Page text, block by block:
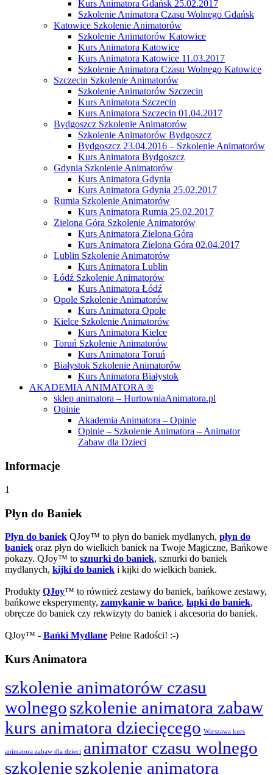
Kurs Animatora Gdańsk 25.02.2017
Szkolenie Animatora Czasu Wolnego Gdańsk
Katowice Szkolenie Animatorów
Szkolenie Animatorów Katowice
Kurs Animatora Katowice
Kurs Animatora Katowice 11.03.2017
Szkolenie Animatora Czasu Wolnego Katowice
Szczecin Szkolenie Animatorów
Szkolenie Animatorów Szczecin
Kurs Animatora Szczecin
Kurs Animatora Szczecin 01.04.2017
Bydgoszcz Szkolenie Animatorów
Szkolenie Animatorów Bydgoszcz
Bydgoszcz 23.04.2016 – Szkolenie Animatorów
Kurs Animatora Bydgoszcz
Gdynia Szkolenie Animatorów
Kurs Animatora Gdynia
Kurs Animatora Gdynia 25.02.2017
Rumia Szkolenie Animatorów
Kurs Animatora Rumia 25.02.2017
Zielona Góra Szkolenie Animatorów
Kurs Animatora Zielona Góra
Kurs Animatora Zielona Góra 02.04.2017
Lublin Szkolenie Animatorów
Kurs Animatora Lublin
Łódź Szkolenie Animatorów
Kurs Animatora Łódź
Opole Szkolenie Animatorów
Kurs Animatora Opole
Kielce Szkolenie Animatorów
Kurs Animatora Kielce
Toruń Szkolenie Animatorów
Kurs Animatora Toruń
Białystok Szkolenie Animatorów
Kurs Animatora Białystok
AKADEMIA ANIMATORA ®
sklep animatora – HurtowniaAnimatora.pl
Opinie
Akademia Animatora – Opinie
Opinie – Szkolenie Animatora – Animator
Zabaw dla Dzieci
Informacje
1
Płyn do Baniek
Płyn do baniek QJoy™ to płyn do baniek mydlanych, płyn do
baniek oraz płyn do wielkich baniek na Twoje Magiczne, Bańkowe
pokazy. QJoy™ to sznurki do baniek, sznurki do baniek
mydlanych, kijki do baniek i kijki do wielkich baniek.
Produkty QJoy™ to również zestawy do baniek, bańkowe zestawy,
bańkowe eksperymenty, zamykanie w bańce, łapki do baniek,
obręcze do baniek czy rekwizyty do baniek i akcesoria do baniek.
QJoy™ - Bańki Mydlane Pełne Radości! :-)
Kurs Animatora
szkolenie animatorów czasu
wolnegoszkolenie animatora zabaw
kurs animatora dziecięcego Warszawa kurs
animatora zabaw dla dzieci animator czasu wolnego
szkolenieszkolenie animatora